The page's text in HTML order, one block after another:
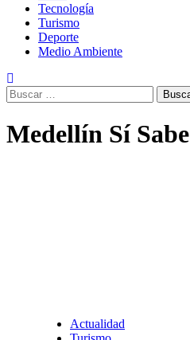
Tecnología
Turismo
Deporte
Medio Ambiente
Buscar:
Medellín Sí Sabe
Actualidad